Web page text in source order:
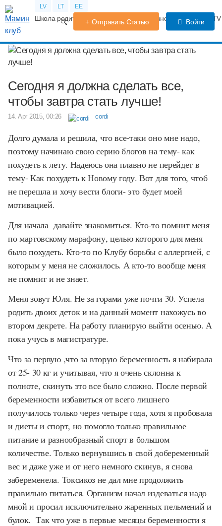
LV LT EE
Школа родителей Календарь беременности Форум
Отправить Статью Войти
Сегодня я должна сделать все,
чтобы завтра стать лучше!
14. Apr 2015, 00:26 cordi
Долго думала и решила, что все-таки оно мне надо,
поэтому начинаю свою серию блогов на тему- как
похудеть к лету. Надеюсь она плавно не перейдет в
тему- Как похудеть к Новому году. Вот для того, чтоб
не перешла и хочу вести блоги- это будет моей
мотивацией.
Для начала давайте знакомиться.Кто-то помнит меня
по мартовскому марафону, целью которого для меня
было похудеть. Кто-то по Клубу борьбы с аллергией, с
которым у меня не сложилось. А кто-то вообще меня
не помнит и не знает.
Меня зовут Юля. Не за горами уже почти 30. Успела
родить двоих деток и на данный момент нахожусь во
втором декрете. На работу планирую выйти осенью. А
пока учусь в магистратуре.
Что за первую ,что за вторую беременность я набирала
от 25- 30 кг и учитывая, что я очень склонна к
полноте, скинуть это все было сложно. После первой
беременности избавиться от всего лишнего
получилось только через четыре года, хотя я пробовала
и диеты и спорт, но помогло только правильное
питание и разнообразный спорт в большом
количестве. Только вернувшись в свой добеременный
вес и даже уже и от него немного скинув, я снова
забеременела. Токсикоз не дал мне продолжить
правильно питаться. Организм начал издеваться надо
мной и просил исключительно жаренных пельмений и
булок. Так что уже в первые месяцы беременности я